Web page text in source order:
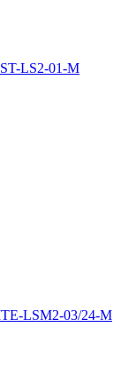
LS2-01-M
LSM2-03/24-M